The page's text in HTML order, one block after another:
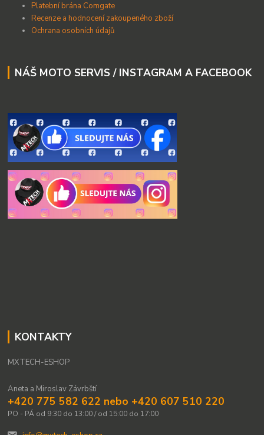
Platební brána Comgate
Recenze a hodnocení zakoupeného zboží
Ochrana osobních údajů
NÁŠ MOTO SERVIS / INSTAGRAM A FACEBOOK
KONTAKTY
MXTECH-ESHOP
Aneta a Miroslav Závrbští
+420 775 582 622 nebo +420 607 510 220
PO - PÁ od 9:30 do 13:00 / od 15:00 do 17:00